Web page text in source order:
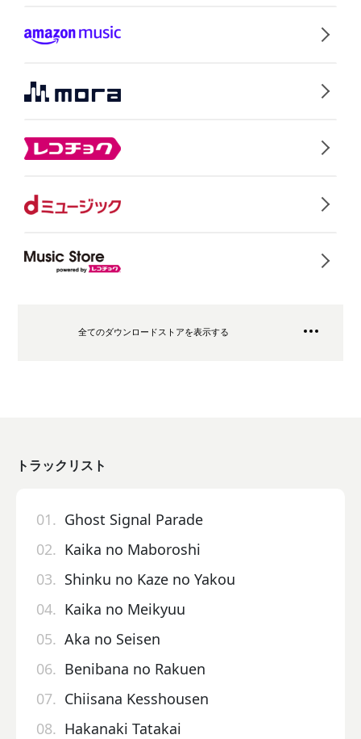
全てのダウンロードストアを表示する
トラックリスト
01. Ghost Signal Parade
02. Kaika no Maboroshi
03. Shinku no Kaze no Yakou
04. Kaika no Meikyuu
05. Aka no Seisen
06. Benibana no Rakuen
07. Chiisana Kesshousen
08. Hakanaki Tatakai